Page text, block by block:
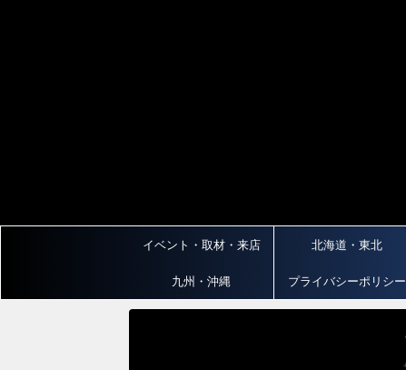
イベント・取材・来店 北海道・東北
九州・沖縄 プライバシーポリシー